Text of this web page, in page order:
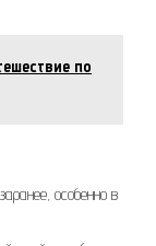
по
особенно в